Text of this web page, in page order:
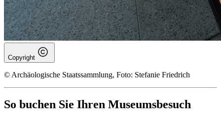
Copyright
© Archäologische Staatssammlung, Foto: Stefanie Friedrich
So buchen Sie Ihren Museumsbesuch